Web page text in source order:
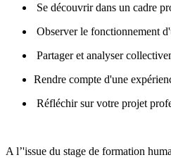
Se découvrir dans un cadre
Observer le fonctionnement
Partager et analyser
Rendre compte d'une
Réfléchir sur votre projet
A l’'issue du stage de formation